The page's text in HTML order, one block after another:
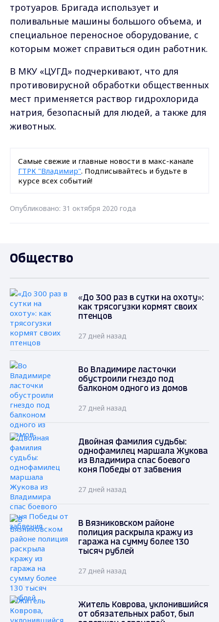
тротуаров. Бригада использует и
поливальные машины большого объема, и
специальное переносное оборудование, с
которым может справиться один работник.
В МКУ «ЦУГД» подчеркивают, что для
противовирусной обработки общественных
мест применяется раствор гидрохлорида
натрия, безопасный для людей, а также для
животных.
Самые свежие и главные новости в макс-канале
ГТРК "Владимир". Подписывайтесь и будьте в
курсе всех событий!
Опубликовано: 31 октября 2020 года
Общество
«До 300 раз в сутки на охоту»:
как трясогузки кормят своих
птенцов
27 дней назад
Во Владимире ласточки
обустроили гнездо под
балконом одного из домов
27 дней назад
Двойная фамилия судьбы:
однофамилец маршала Жукова
из Владимира спас боевого
коня Победы от забвения
27 дней назад
В Вязниковском районе
полиция раскрыла кражу из
гаража на сумму более 130
тысяч рублей
27 дней назад
Житель Коврова, уклонившийся
от обязательных работ, был